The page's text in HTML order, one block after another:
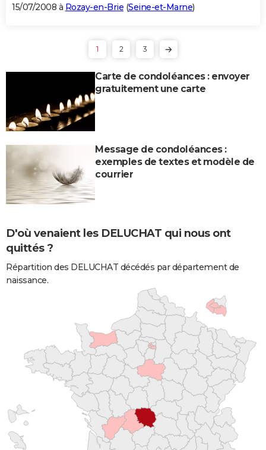
15/07/2008 à Rozay-en-Brie (Seine-et-Marne)
1 2 3
Carte de condoléances : envoyer
gratuitement une carte
Message de condoléances :
exemples de textes et modèle de
courrier
D'où venaient les DELUCHAT qui nous ont
quittés ?
Répartition des DELUCHAT décédés par département de
naissance.